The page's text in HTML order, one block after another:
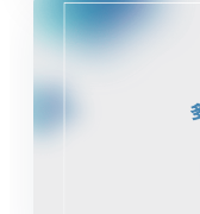
循環器内科
高血圧や不整脈
月経や更年期